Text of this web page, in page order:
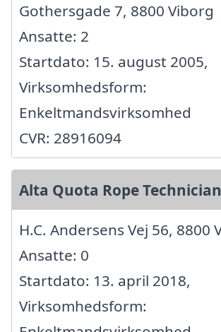
Gothersgade 7, 8800 Viborg
Ansatte: 2
Startdato: 15. august 2005,
Virksomhedsform:
Enkeltmandsvirksomhed
CVR: 28916094
Alta Quota Rope
H.C. Andersens Vej 56, 8800
Ansatte: 0
Startdato: 13. april 2018,
Virksomhedsform: